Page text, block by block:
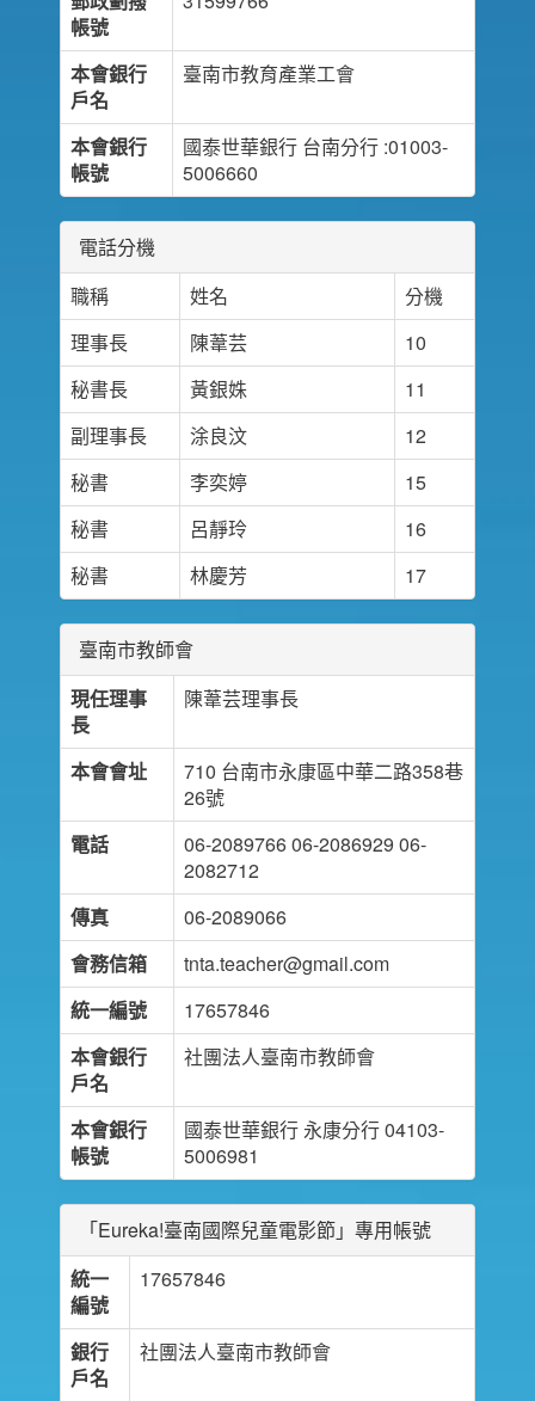
帳號
本會銀行
戶名
臺南市教育產業工會
本會銀行
帳號
國泰世華銀行 台南分行 :01003-
5006660
電話分機
職稱
姓名
分機
理事長
陳葦芸
10
秘書長
黃銀姝
11
副理事長
涂良汶
12
秘書
李奕婷
15
秘書
呂靜玲
16
秘書
林慶芳 17
臺南市教師會
現任理事
長
陳葦芸理事長
本會會址
710 台南市永康區中華二路358巷
26號
電話
06-2089766 06-2086929 06-
2082712
傳真
06-2089066
會務信箱
tnta.teacher@gmail.com
統一編號
17657846
本會銀行
戶名
社團法人臺南市教師會
本會銀行
帳號
國泰世華銀行 永康分行 04103-
5006981
「Eureka!臺南國際兒童電影節」專用帳號
統一
編號
17657846
銀行
戶名
社團法人臺南市教師會